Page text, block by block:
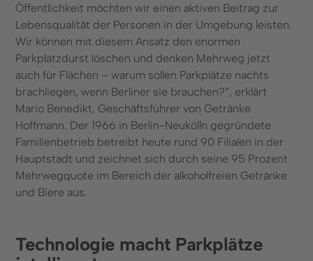
Öffentlichkeit möchten wir einen aktiven Beitrag zur
Lebensqualität der Personen in der Umgebung leisten.
Wir können mit diesem Ansatz den enormen
Parkplatzdurst löschen und denken Mehrweg jetzt
auch für Flächen – warum sollen Parkplätze nachts
brachliegen, wenn Berliner sie brauchen?”, erklärt
Mario Benedikt, Geschäftsführer von Getränke
Hoffmann. Der 1966 in Berlin-Neukölln gegründete
Familienbetrieb betreibt heute rund 90 Filialen in der
Hauptstadt und zeichnet sich durch seine 95 Prozent
Mehrwegquote im Bereich der alkoholfreien Getränke
und Biere aus.
Technologie macht Parkplätze